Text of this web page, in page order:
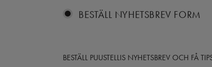
BESTÄLL NYHETSBREV FORM
BESTÄLL PUUSTELLIS NYHETSBREV OCH FÅ